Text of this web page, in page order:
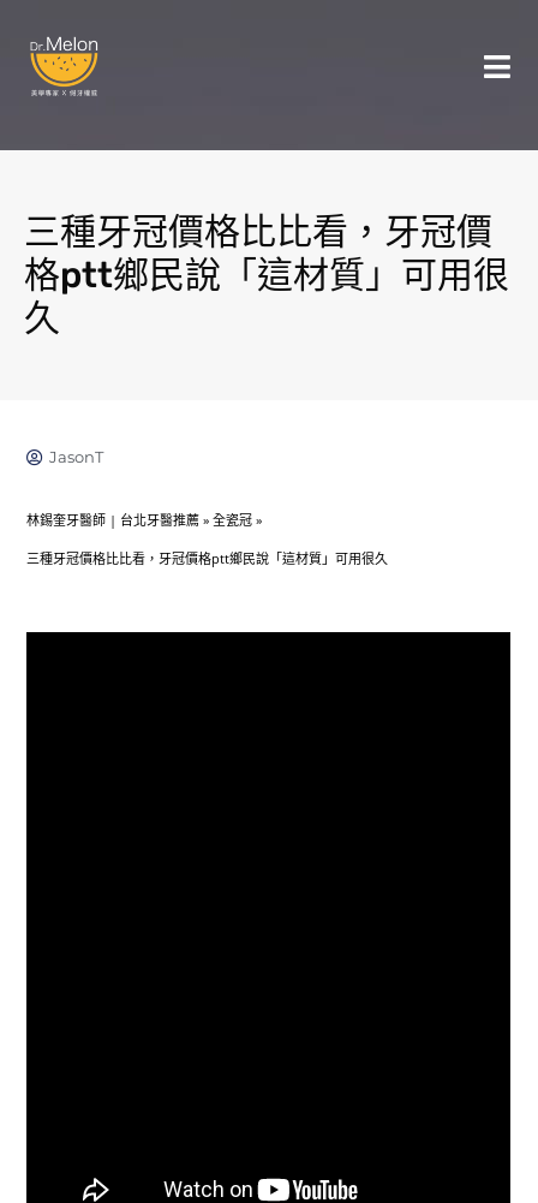
三種牙冠價格比比看，牙冠價
格ptt鄉民說「這材質」可用很
久
JasonT
林錫奎牙醫師 | 台北牙醫推薦 » 全瓷冠 »
三種牙冠價格比比看，牙冠價格ptt鄉民說「這材質」可用很久